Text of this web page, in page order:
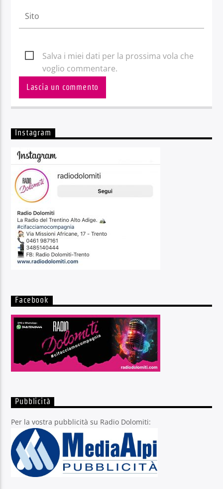
Salva i miei dati per la prossima vola che
voglio commentare.
Instagram
Facebook
Pubblicità
Per la vostra pubblicità su Radio Dolomiti: